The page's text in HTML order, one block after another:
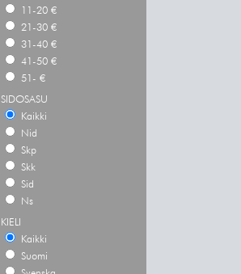
11-20 €
21-30 €
31-40 €
41-50 €
51- €
SIDOSASU
Kaikki
Nid
Skp
Skk
Sid
Ns
KIELI
Kaikki
Suomi